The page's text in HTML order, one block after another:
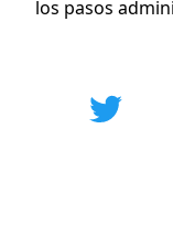
los pasos